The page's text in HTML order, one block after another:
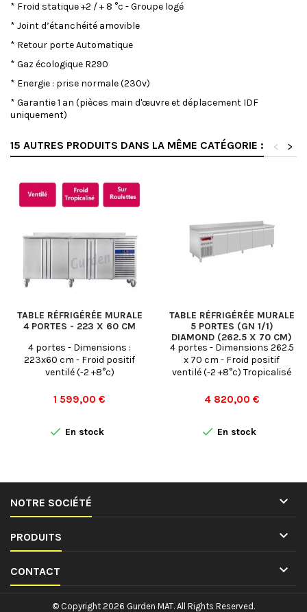
* Froid statique +2 / + 8 °c - Groupe logé
* Joint d’étanchéité amovible
* Retour porte Automatique
* Gaz écologique R290
* Energie : prise normale (230v)
* Garantie 1 an (pièces main d'œuvre et déplacement IDF
uniquement)
15 AUTRES PRODUITS DANS LA MÊME CATÉGORIE : >
<
TABLE RÉFRIGÉRÉE MURALE
4 PORTES - 223 X 60 CM
4 portes - Dimensions :
223x60 cm - Froid positif
ventilé (-2 +8°c)
Prix
1 599,00 €
 En stock
TABLE RÉFRIGÉRÉE MURALE
5 PORTES (GN 1/1)
DIAMOND (262.5 X 70 CM)
4 portes - Dimensions 262.5
x 70 cm - Froid positif
ventilé (-2 +8°c) Tropicalisé
Prix
4 820,00 €
 En stock
NOTRE SOCIÉTÉ 
PRODUITS 
CONTACT 
© Copyright 2026 Gurden MAT. All Rights Reserved.